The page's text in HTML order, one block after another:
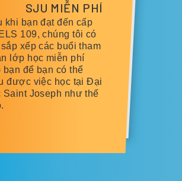
SJU MIỄN PHÍ
khi bạn đạt đến cấp
109, chúng tôi có
xếp các buổi tham
lớp học miễn phí
bạn để bạn có thể
được việc học tại Đại
Saint Joseph như thế